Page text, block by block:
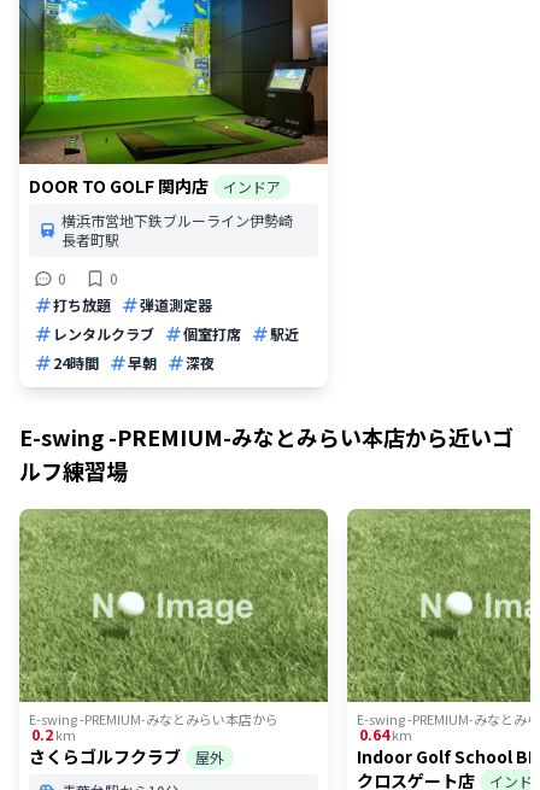
DOOR TO GOLF 関内店
インドア
横浜市営地下鉄ブルーライン伊勢崎
長者町駅
0
0
打ち放題
弾道測定器
レンタルクラブ
個室打席
駅近
24時間
早朝 深夜
E-swing -PREMIUM-みなとみらい本店から近いゴ
ルフ練習場
E-swing -PREMIUM-みなとみらい本店から
0.2km
さくらゴルフクラブ
屋外
E-swing -PREMIUM-みなとみ
0.64km
Indoor Golf School
クロスゲート店
インド